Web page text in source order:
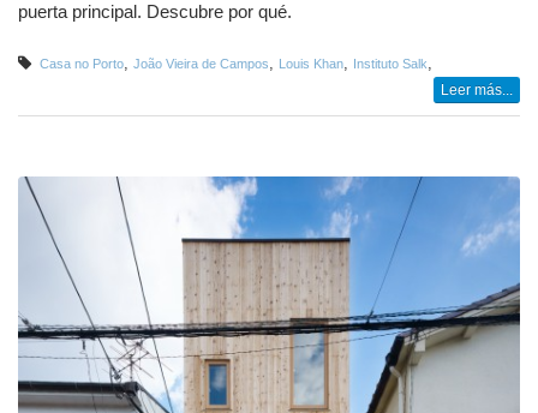
puerta principal. Descubre por qué.
Casa no Porto João Vieira de Campos Louis Khan Instituto Salk
Leer más...